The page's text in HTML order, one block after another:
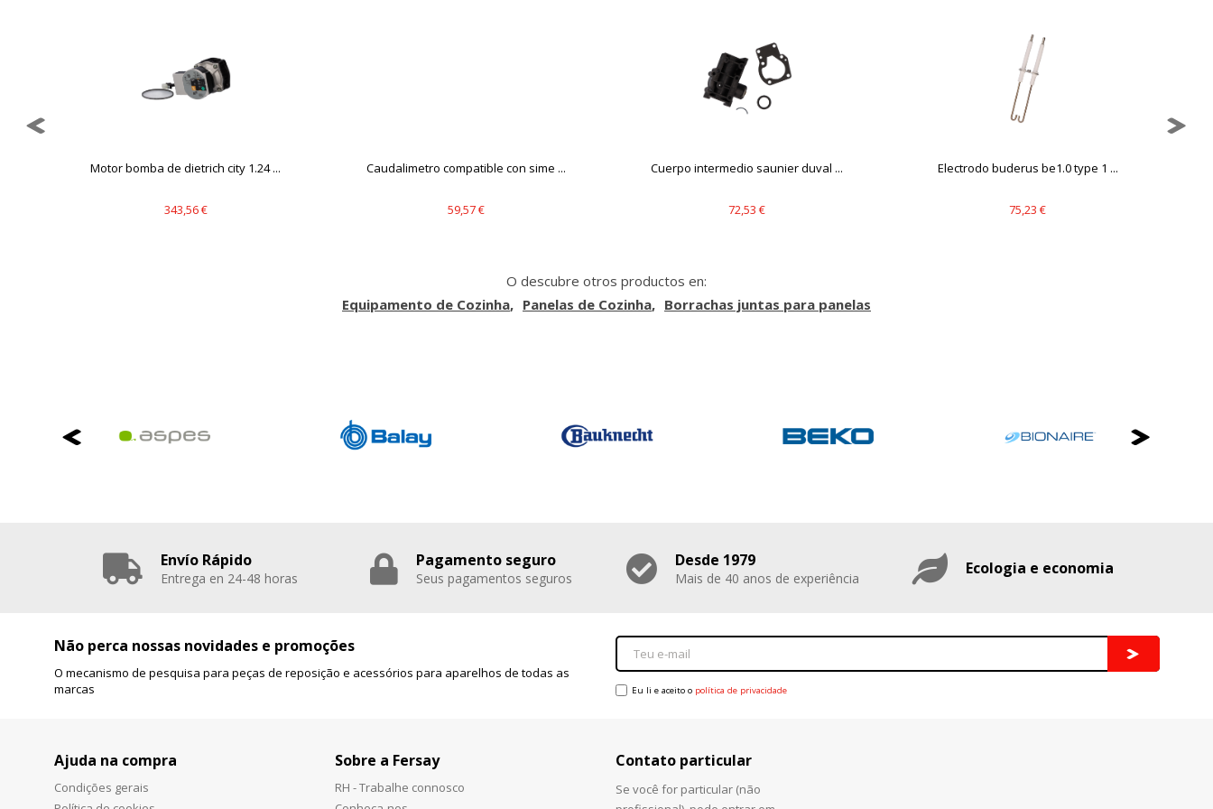
Motor bomba de dietrich city 1.24 ...
343,56 €
Caudalimetro compatible con sime ...
59,57 €
Cuerpo intermedio saunier duval ...
72,53 €
Electrodo buderus be1.0 type 1 ...
75,23 €
O descubre otros productos en:
Equipamento de Cozinha
Panelas de Cozinha Borrachas juntas para panelas
Envío Rápido
Entrega en 24-48 horas
Pagamento seguro
Seus pagamentos seguros
Desde 1979
Mais de 40 anos de experiência Ecologia e economia
Não perca nossas novidades e promoções
O mecanismo de pesquisa para peças de reposição e acessórios para aparelhos de todas as
marcas
Eu li e aceito o política de privacidade
Ajuda na compra
Condições gerais
Sobre a Fersay
RH - Trabalhe connosco
Contato particular
Se você for particular (não